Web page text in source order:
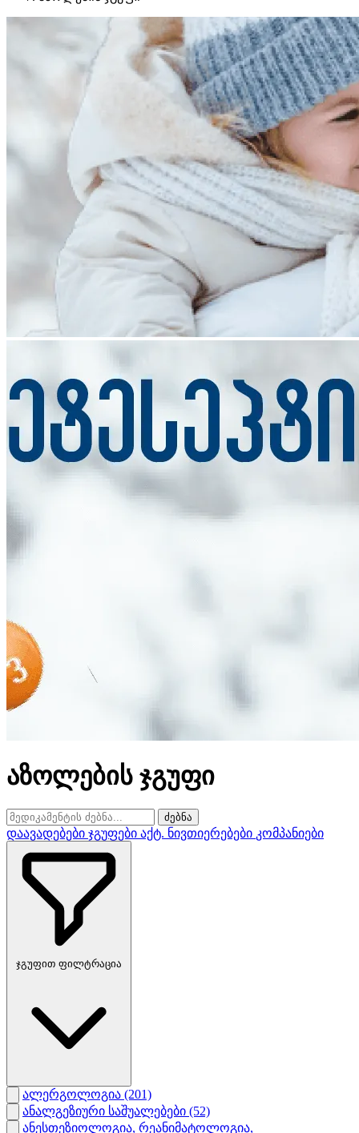
აზოლების ჯგუფი
ძებნა
დაავადებები ჯგუფები აქტ. ნივთიერებები კომპანიები
ჯგუფით ფილტრაცია
ალერგოლოგია (201)
ანალგეზიური საშუალებები (52)
ანესთეზიოლოგია, რეანიმატოლოგია,